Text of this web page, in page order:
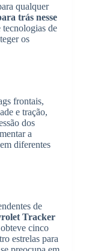
qualquer
trás nesse
tecnologias de
os
frontais,
e tração,
dos
a
diferentes
de
Tracker
cinco
estrelas para